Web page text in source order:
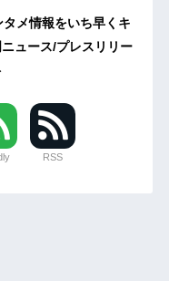
メ情報をいち早くキ
ュース/プレスリリー
RSS